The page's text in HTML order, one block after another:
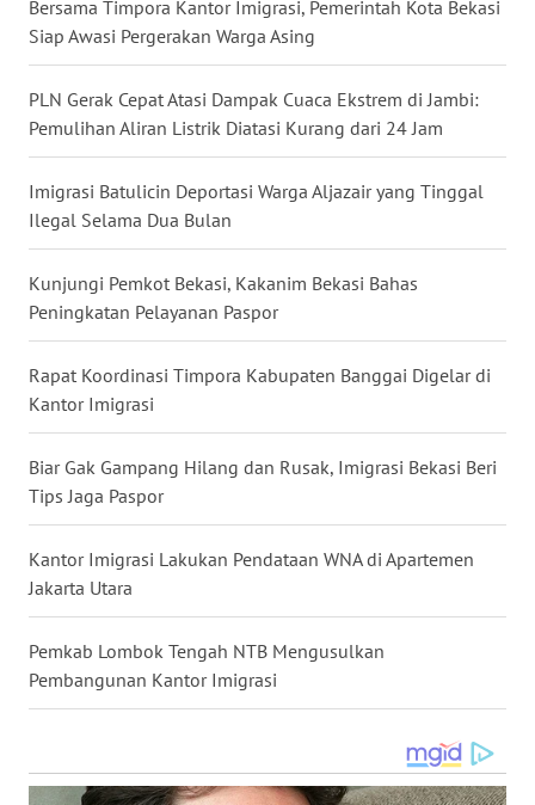
Bersama Timpora Kantor Imigrasi, Pemerintah Kota Bekasi
Siap Awasi Pergerakan Warga Asing
PLN Gerak Cepat Atasi Dampak Cuaca Ekstrem di Jambi:
Pemulihan Aliran Listrik Diatasi Kurang dari 24 Jam
Imigrasi Batulicin Deportasi Warga Aljazair yang Tinggal
Ilegal Selama Dua Bulan
Kunjungi Pemkot Bekasi, Kakanim Bekasi Bahas
Peningkatan Pelayanan Paspor
Rapat Koordinasi Timpora Kabupaten Banggai Digelar di
Kantor Imigrasi
Biar Gak Gampang Hilang dan Rusak, Imigrasi Bekasi Beri
Tips Jaga Paspor
Kantor Imigrasi Lakukan Pendataan WNA di Apartemen
Jakarta Utara
Pemkab Lombok Tengah NTB Mengusulkan
Pembangunan Kantor Imigrasi
WN
WN
WN
WN
KALBAR
WN
KALTENG
WN
KALTARA
WN
KALSEL
WN
KALTIM